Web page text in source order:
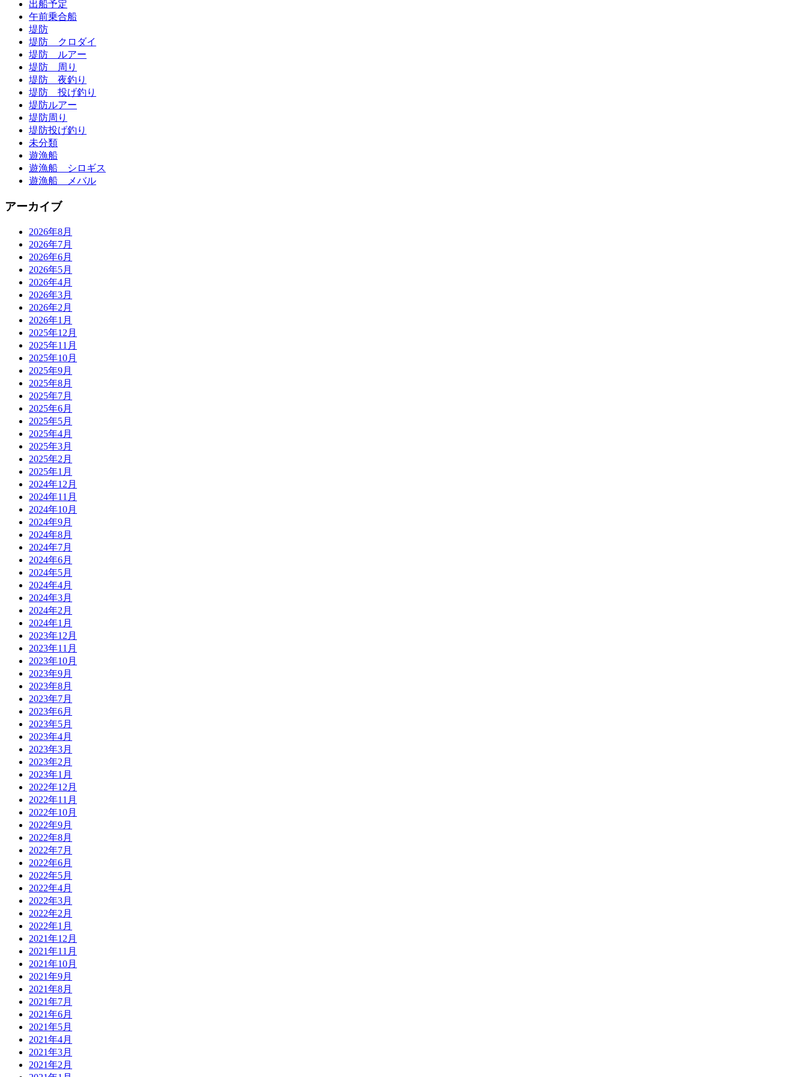
出船予定
午前乗合船
堤防
堤防 クロダイ
堤防 ルアー
堤防 周り
堤防 夜釣り
堤防 投げ釣り
堤防ルアー
堤防周り
堤防投げ釣り
未分類
遊漁船
遊漁船 シロギス
遊漁船 メバル
アーカイブ
2026年8月
2026年7月
2026年6月
2026年5月
2026年4月
2026年3月
2026年2月
2026年1月
2025年12月
2025年11月
2025年10月
2025年9月
2025年8月
2025年7月
2025年6月
2025年5月
2025年4月
2025年3月
2025年2月
2025年1月
2024年12月
2024年11月
2024年10月
2024年9月
2024年8月
2024年7月
2024年6月
2024年5月
2024年4月
2024年3月
2024年2月
2024年1月
2023年12月
2023年11月
2023年10月
2023年9月
2023年8月
2023年7月
2023年6月
2023年5月
2023年4月
2023年3月
2023年2月
2023年1月
2022年12月
2022年11月
2022年10月
2022年9月
2022年8月
2022年7月
2022年6月
2022年5月
2022年4月
2022年3月
2022年2月
2022年1月
2021年12月
2021年11月
2021年10月
2021年9月
2021年8月
2021年7月
2021年6月
2021年5月
2021年4月
2021年3月
2021年2月